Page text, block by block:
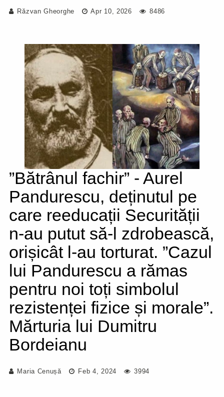
Răzvan Gheorghe Apr 10, 2026 8486
”Bătrânul fachir” - Aurel
Pandurescu, deținutul pe
care reeducații Securității
n-au putut să-l zdrobească,
orișicât l-au torturat. ”Cazul
lui Pandurescu a rămas
pentru noi toți simbolul
rezistenței fizice și morale”.
Mărturia lui Dumitru
Bordeianu
Maria Cenușă Feb 4, 2024 3994